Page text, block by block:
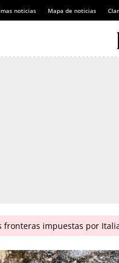
noticias Mapa de noticias
fronteras impuestas por